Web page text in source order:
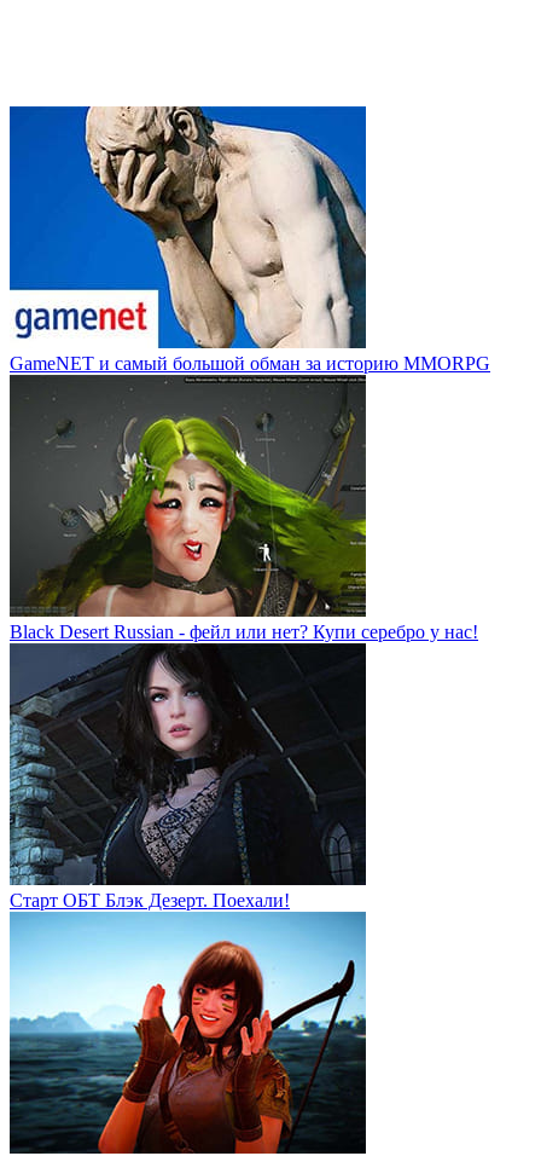
GameNET и самый большой обман за историю MMORPG
Black Desert Russian - фейл или нет? Купи серебро у нас!
Старт ОБТ Блэк Дезерт. Поехали!